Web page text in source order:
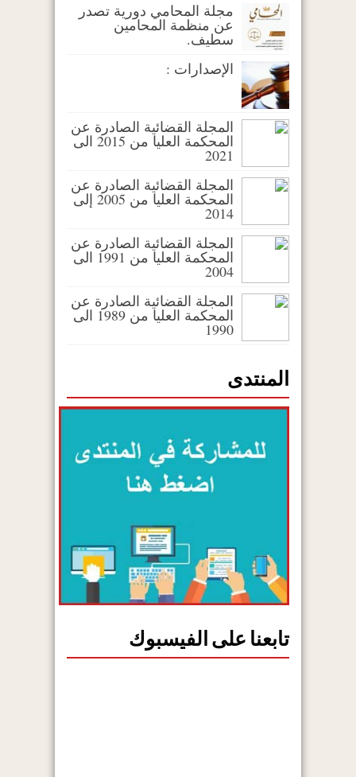
مجلة المحامي دورية تصدر
عن منظمة المحامين
سطيف.
الإصدارات :
المجلة القضائية الصادرة عن
المحكمة العليا من 2015 الى
2021
المجلة القضائية الصادرة عن
المحكمة العليا من 2005 إلى
2014
المجلة القضائية الصادرة عن
المحكمة العليا من 1991 الى
2004
المجلة القضائية الصادرة عن
المحكمة العليا من 1989 الى
1990
المنتدى
تابعنا على الفيسبوك